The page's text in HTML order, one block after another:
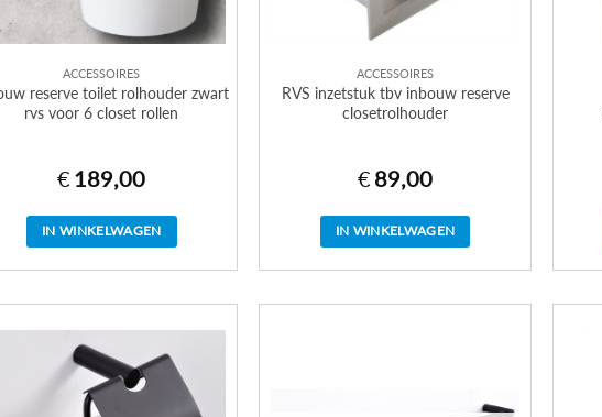
ACCESSOIRES
reserve toilet rolhouder zwart
rvs voor 6 closet rollen
€ 189,00
IN WINKELWAGEN
ACCESSOIRES
RVS inzetstuk tbv inbouw reserve
closetrolhouder
€ 89,00
IN WINKELWAGEN